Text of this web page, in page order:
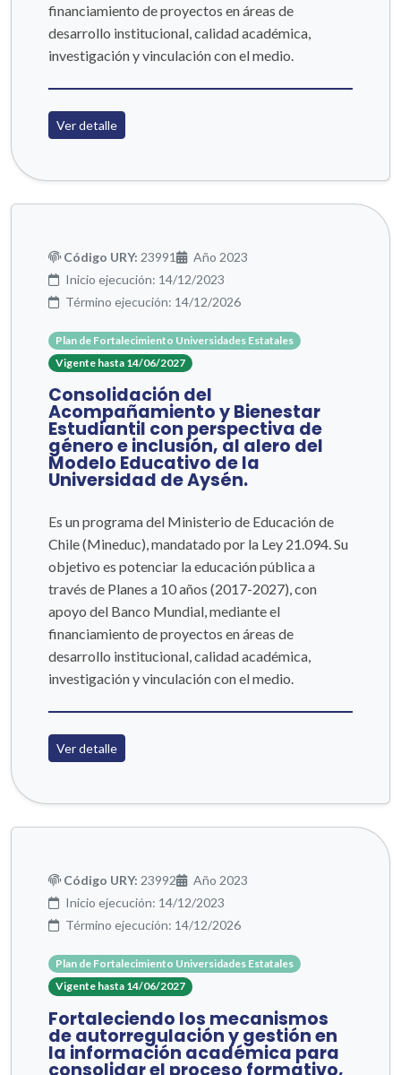
financiamiento de proyectos en áreas de
desarrollo institucional, calidad académica,
investigación y vinculación con el medio.
Ver detalle
Código URY: 23991
Año 2023
Inicio ejecución: 14/12/2023
Término ejecución: 14/12/2026
Plan de Fortalecimiento Universidades Estatales
Vigente hasta 14/06/2027
Consolidación del
Acompañamiento y Bienestar
Estudiantil con perspectiva de
género e inclusión, al alero del
Modelo Educativo de la
Universidad de Aysén.
Es un programa del Ministerio de Educación de
Chile (Mineduc), mandatado por la Ley 21.094. Su
objetivo es potenciar la educación pública a
través de Planes a 10 años (2017-2027), con
apoyo del Banco Mundial, mediante el
financiamiento de proyectos en áreas de
desarrollo institucional, calidad académica,
investigación y vinculación con el medio.
Ver detalle
Código URY: 23992
Año 2023
Inicio ejecución: 14/12/2023
Término ejecución: 14/12/2026
Plan de Fortalecimiento Universidades Estatales
Vigente hasta 14/06/2027
Fortaleciendo los mecanismos
de autorregulación y gestión en
la información académica para
consolidar el proceso formativo,